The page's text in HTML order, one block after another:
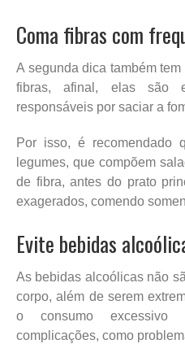
Coma fibras com
A segunda dica também
fibras, afinal, elas são
responsáveis por saciar a
Por isso, é recomendado
legumes, que compõem
de fibra, antes do prato
exagerados, comendo
Evite bebidas
As bebidas alcoólicas não
corpo, além de serem
o consumo
complicações, como